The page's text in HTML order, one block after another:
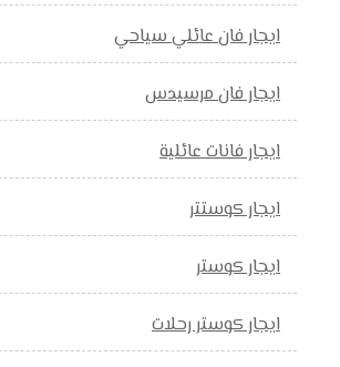
ايجار فان عائلي سياحي
ايجار فان مرسيدس
ايجار فانات عائلية
ايجار كوستتر
ايجار كوستر
ايجار كوستر رحلات